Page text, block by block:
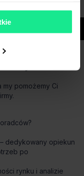
pomożemy Ci
– dedykowany opiekun
po
rynku i analizie